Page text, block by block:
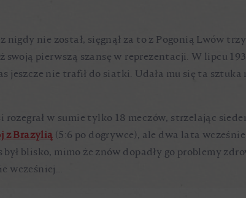
nigdy nie został, sięgnął za to z Pogonią Lwów
swoją pierwszą szansę w reprezentacji. W lipcu
jeszcze nie trafił do siatki. Udała mu się ta
rozegrał w sumie tylko 18 meczów, strzelając
z Brazylią (5:6 po dogrywce), ale dwa lata
był blisko, mimo że znów dopadły go problemy
wcześniej…